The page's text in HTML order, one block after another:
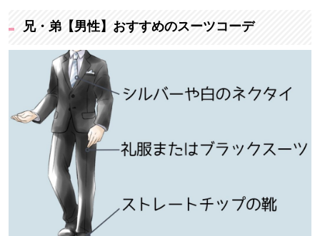
兄・弟【男性】おすすめのスーツコーデ